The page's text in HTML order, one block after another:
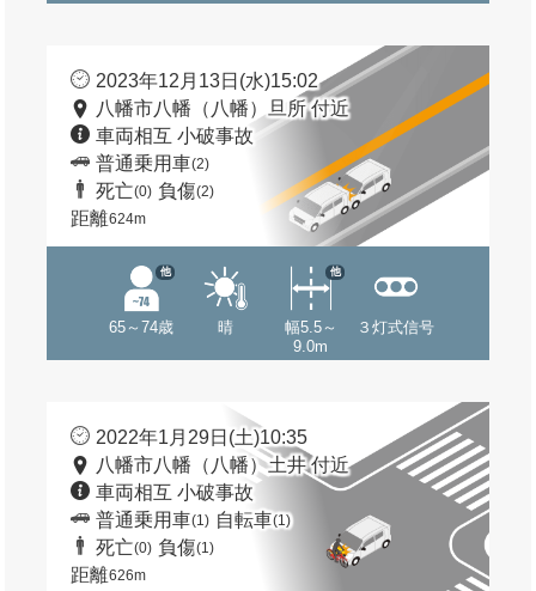
2023年12月13日(水)15:02
八幡市八幡（八幡）旦所 付近
車両相互 小破事故
普通乗用車(2)
死亡(0) 負傷(2)
距離624m
65～74歳
他
晴
幅5.5～
9.0m
他
３灯式信号
2022年1月29日(土)10:35
八幡市八幡（八幡）土井 付近
車両相互 小破事故
普通乗用車(1) 自転車(1)
死亡(0) 負傷(1)
距離626m